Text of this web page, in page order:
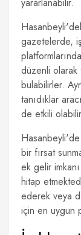
gazetelerde,
düzenli olarak
bulabilirler.
tanıdıklar
de etkili
bir fırsat
ek gelir
hitap
ederek veya
için en uygun